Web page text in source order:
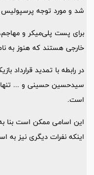
شد و مورد توجه پرسپولیس
برای پست پلی‌میکر و
خارجی هستند که هنوز به
در رابطه با تمدید قرارداد
سیدحسین حسینی و ... تنها
است.
این اسامی ممکن است بنا
اینکه نفرات دیگری نیز به